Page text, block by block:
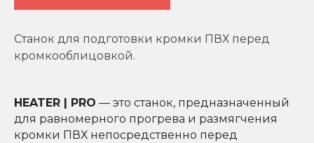
Станок для подготовки кромки ПВХ перед
кромкооблицовкой.
HEATER | PRO — это станок, предназначенный
для равномерного прогрева и размягчения
кромки ПВХ непосредственно перед